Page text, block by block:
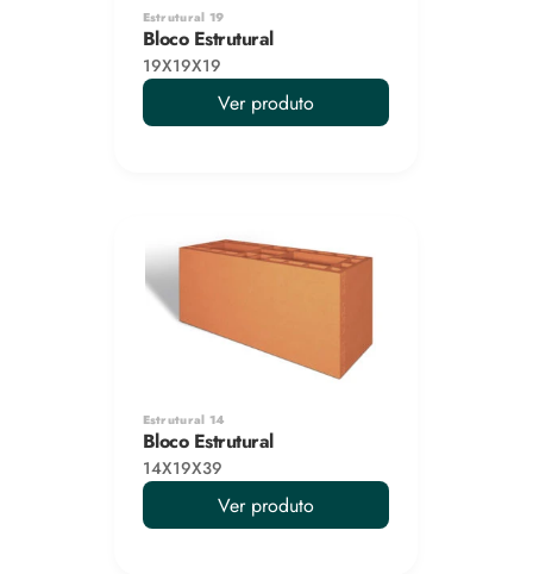
Estrutural 19
Bloco Estrutural
19X19X19
Ver produto
Estrutural 14
Bloco Estrutural
14X19X39
Ver produto